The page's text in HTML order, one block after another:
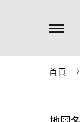
首頁